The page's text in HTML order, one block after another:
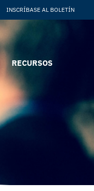
INSCRÍBASE AL BOLETÍN
RECURSOS